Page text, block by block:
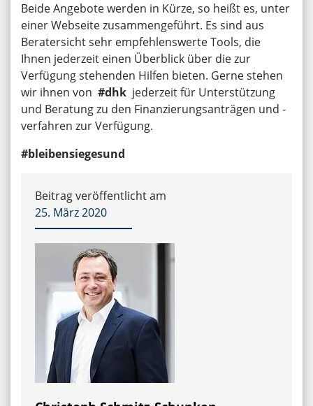
Beide Angebote werden in Kürze, so heißt es, unter
einer Webseite zusammengeführt. Es sind aus
Beratersicht sehr empfehlenswerte Tools, die
Ihnen jederzeit einen Überblick über die zur
Verfügung stehenden Hilfen bieten. Gerne stehen
wir ihnen von #dhk jederzeit für Unterstützung
und Beratung zu den Finanzierungsanträgen und -
verfahren zur Verfügung.
#bleibensiegesund
Beitrag veröffentlicht am
25. März 2020